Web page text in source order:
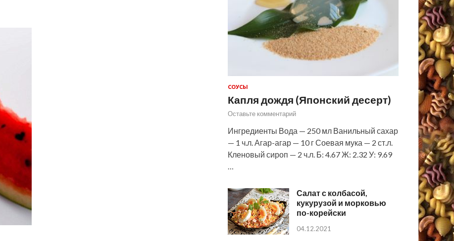
СОУСЫ
Капля дождя (Японский десерт)
Оставьте комментарий
Ингредиенты Вода — 250 мл Ванильный сахар
— 1 ч.л. Агар-агар — 10 г Соевая мука — 2 ст.л.
Кленовый сироп — 2 ч.л. Б: 4.67 Ж: 2.32 У: 9.69
…
Салат с колбасой,
кукурузой и морковью
по-корейски
04.12.2021